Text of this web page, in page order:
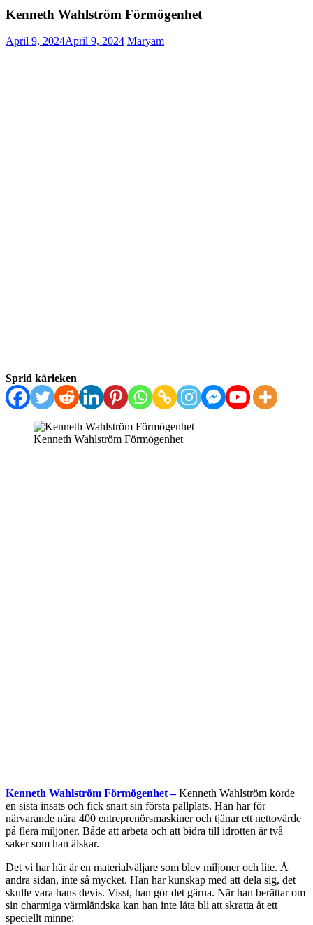
Kenneth Wahlström Förmögenhet
April 9, 2024April 9, 2024 Maryam
Sprid kärleken
Kenneth Wahlström Förmögenhet
Kenneth Wahlström Förmögenhet –Kenneth Wahlström körde
en sista insats och fick snart sin första pallplats. Han har för
närvarande nära 400 entreprenörsmaskiner och tjänar ett nettovärde
på flera miljoner. Både att arbeta och att bidra till idrotten är två
saker som han älskar.
Det vi har här är en materialväljare som blev miljoner och lite. Å
andra sidan, inte så mycket. Han har kunskap med att dela sig, det
skulle vara hans devis. Visst, han gör det gärna. När han berättar om
sin charmiga värmländska kan han inte låta bli att skratta åt ett
speciellt minne: